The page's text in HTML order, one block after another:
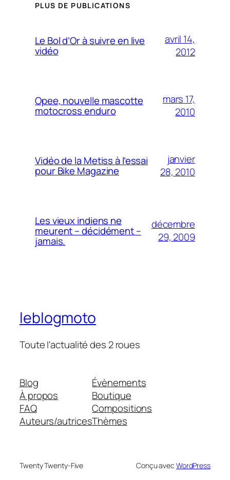
PLUS DE PUBLICATIONS
Le Bol d’Or à suivre en live
vidéo
avril 14,
2012
Opee, nouvelle mascotte
motocross enduro
mars 17,
2010
Vidéo de la Metiss à l’essai
pour Bike Magazine
janvier
28, 2010
Les vieux indiens ne
meurent – décidément –
jamais.
décembre
29, 2009
leblogmoto
Toute l'actualité des 2 roues
Blog
À propos
FAQ
Auteurs/autrices
Évènements
Boutique
Compositions
Thèmes
Twenty Twenty-Five Conçu avec WordPress